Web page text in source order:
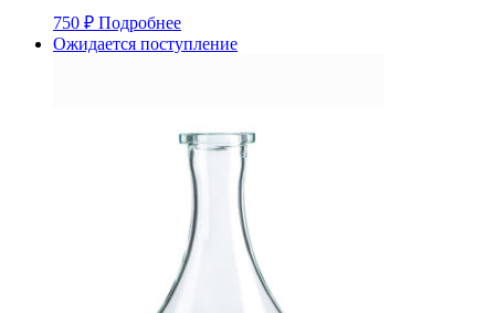
750 ₽ Подробнее
Ожидается поступление